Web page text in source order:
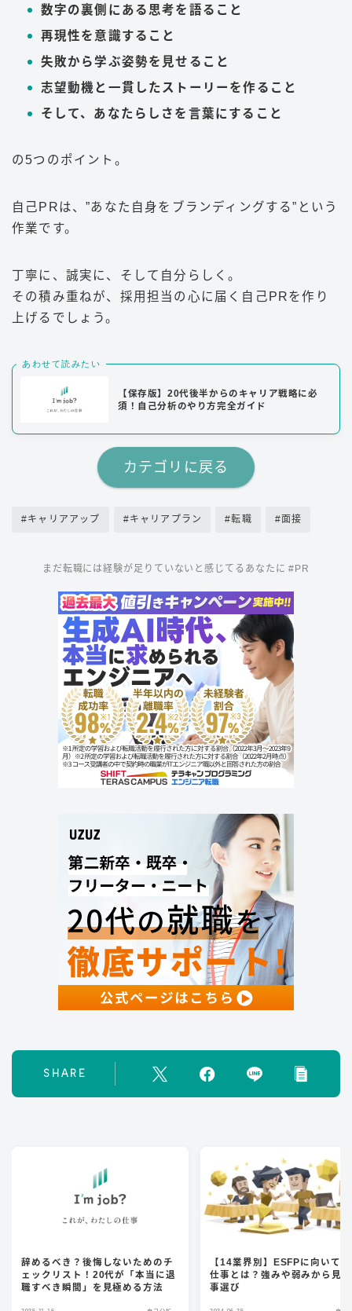
数字の裏側にある思考を語ること
再現性を意識すること
失敗から学ぶ姿勢を見せること
志望動機と一貫したストーリーを作ること
そして、あなたらしさを言葉にすること
の5つのポイント。
自己PRは、”あなた自身をブランディングする”という
作業です。
丁寧に、誠実に、そして自分らしく。
その積み重ねが、採用担当の心に届く自己PRを作り
上げるでしょう。
あわせて読みたい
【保存版】20代後半からのキャリア戦略に必
須！自己分析のやり方完全ガイド
カテゴリに戻る
#キャリアアップ #キャリアプラン #転職 #面接
まだ転職には経験が足りていないと感じてるあなたに #PR
SHARE
辞めるべき？後悔しないためのチ
ェックリスト！20代が「本当に退
職すべき瞬間」を見極める方法
【14業界別】ESFPに向いて
仕事とは？強みや弱みから見
事選び